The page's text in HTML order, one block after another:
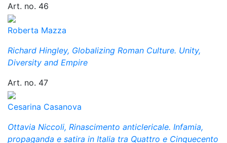
Art. no. 46
Roberta Mazza
Richard Hingley, Globalizing Roman Culture. Unity,
Diversity and Empire
Art. no. 47
Cesarina Casanova
Ottavia Niccoli, Rinascimento anticlericale. Infamia,
propaganda e satira in Italia tra Quattro e Cinquecento